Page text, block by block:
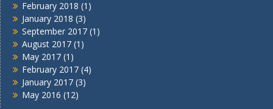
February 2018 (1)
January 2018 (3)
September 2017 (1)
August 2017 (1)
May 2017 (1)
February 2017 (4)
January 2017 (3)
May 2016 (12)